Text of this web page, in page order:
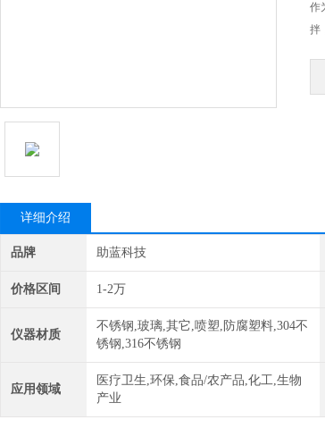
作
拌
详细介绍
品牌 助蓝科技
价格区间 1-2万
仪器材质
不锈钢,玻璃,其它,喷塑,防腐塑料,304不
锈钢,316不锈钢
应用领域
医疗卫生,环保,食品/农产品,化工,生物
产业